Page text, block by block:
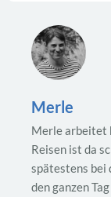
Merle
Merle arbeitet
Reisen ist da
spätestens bei
den ganzen